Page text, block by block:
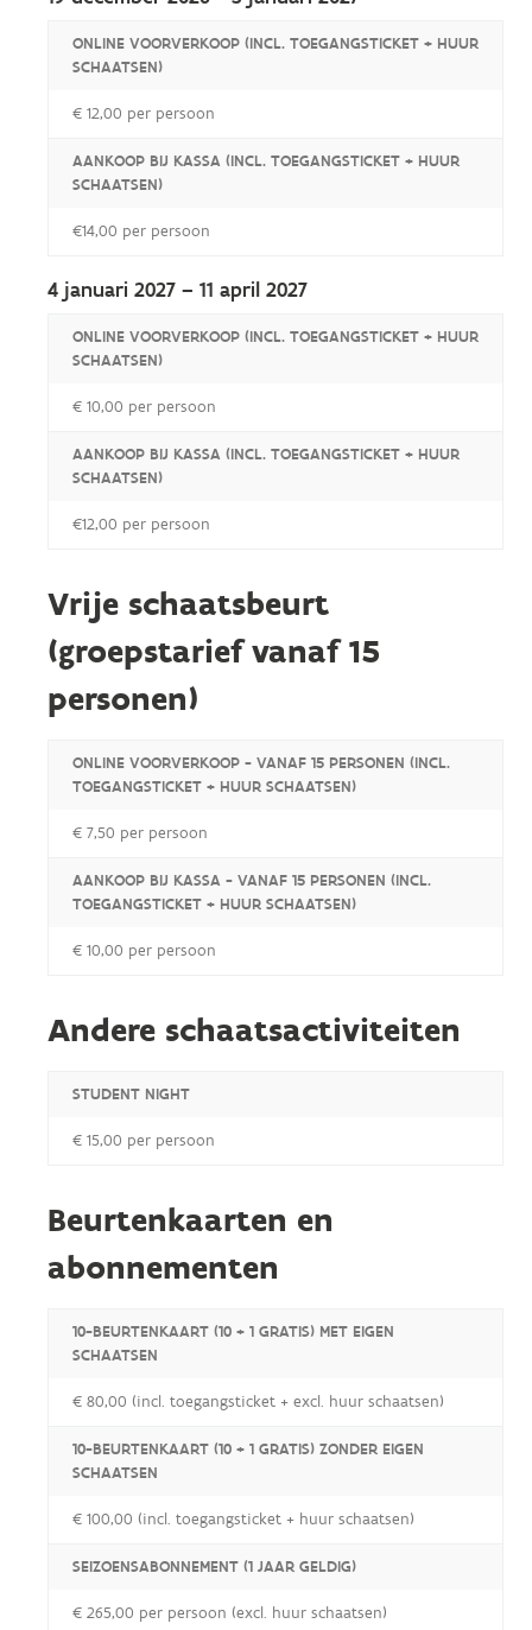
ONLINE VOORVERKOOP (INCL. TOEGANGSTICKET + HUUR
SCHAATSEN)
€ 12,00 per persoon
AANKOOP BIJ KASSA (INCL. TOEGANGSTICKET + HUUR
SCHAATSEN)
€14,00 per persoon
4 januari 2027 – 11 april 2027
ONLINE VOORVERKOOP (INCL. TOEGANGSTICKET + HUUR
SCHAATSEN)
€ 10,00 per persoon
AANKOOP BIJ KASSA (INCL. TOEGANGSTICKET + HUUR
SCHAATSEN)
€12,00 per persoon
Vrije schaatsbeurt
(groepstarief vanaf 15
personen)
ONLINE VOORVERKOOP - VANAF 15 PERSONEN (INCL.
TOEGANGSTICKET + HUUR SCHAATSEN)
€ 7,50 per persoon
AANKOOP BIJ KASSA - VANAF 15 PERSONEN (INCL.
TOEGANGSTICKET + HUUR SCHAATSEN)
€ 10,00 per persoon
Andere schaatsactiviteiten
STUDENT NIGHT
€ 15,00 per persoon
Beurtenkaarten en
abonnementen
10-BEURTENKAART (10 + 1 GRATIS) MET EIGEN
SCHAATSEN
€ 80,00 (incl. toegangsticket + excl. huur schaatsen)
10-BEURTENKAART (10 + 1 GRATIS) ZONDER EIGEN
SCHAATSEN
€ 100,00 (incl. toegangsticket + huur schaatsen)
SEIZOENSABONNEMENT (1 JAAR GELDIG)
€ 265,00 per persoon (excl. huur schaatsen)